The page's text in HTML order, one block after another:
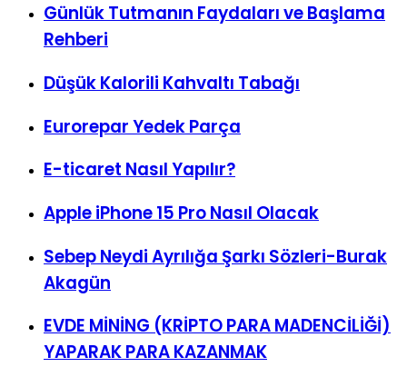
Günlük Tutmanın Faydaları ve Başlama
Rehberi
Düşük Kalorili Kahvaltı Tabağı
Eurorepar Yedek Parça
E-ticaret Nasıl Yapılır?
Apple iPhone 15 Pro Nasıl Olacak
Sebep Neydi Ayrılığa Şarkı Sözleri-Burak
Akagün
EVDE MİNİNG (KRİPTO PARA MADENCİLİĞİ)
YAPARAK PARA KAZANMAK